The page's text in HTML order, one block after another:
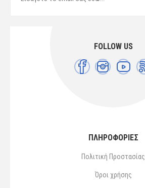
FOLLOW US
ΠΛΗΡΟΦΟΡΙΕΣ
Πολιτική Προστασίας
Όροι χρήσης